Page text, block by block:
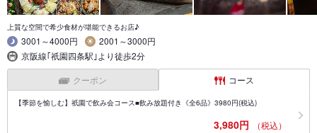
上質な空間で希少食材が堪能できるお店♪
3001～4000円
2001～3000円
京阪線｢祇園四条駅｣より徒歩2分
クーポン コース
【季節を愉しむ】祇園で飲み会コース■飲み放題付き《全6品》3980円(税込)
3,980円 （税込）